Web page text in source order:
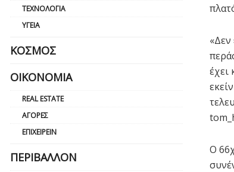
«Δεν
έχει
Ο
ΤΕΧΝΟΛΟΓΊΑ
ΥΓΕΊΑ
ΚΌΣΜΟΣ
ΟΙΚΟΝΟΜΊΑ
REAL ESTATE
ΑΓΟΡΈΣ
ΕΠΙΧΕΙΡΕΊΝ
ΠΕΡΙΒΆΛΛΟΝ